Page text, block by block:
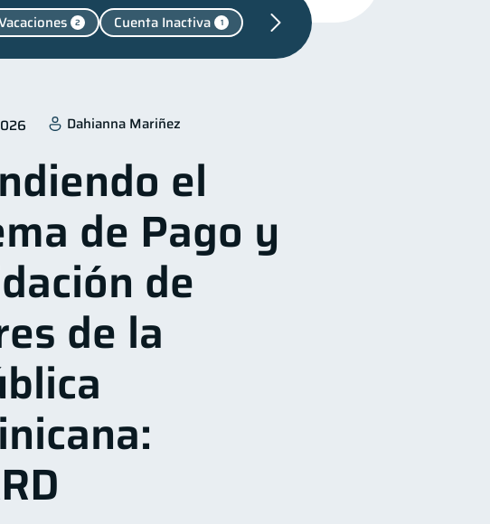
2 Cuenta Inactiva 1
Deudas
Ciberseguridad Servicios
2 Finanzas Personales
1 Información financiera 1
Dahianna Mariñez
el
de Pago y
de
de la